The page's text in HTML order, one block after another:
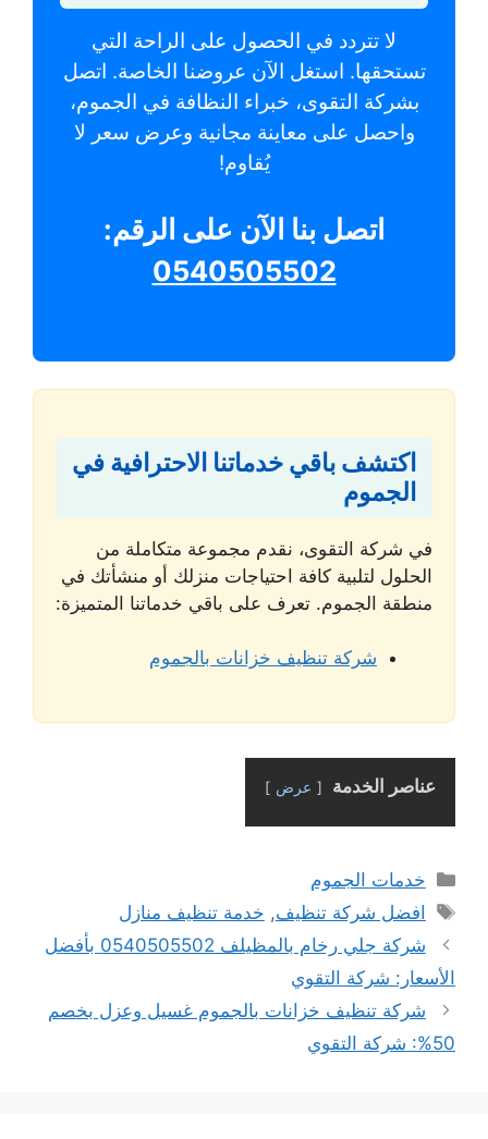
لا تتردد في الحصول على الراحة التي
تستحقها. استغل الآن عروضنا الخاصة. اتصل
بشركة التقوى، خبراء النظافة في الجموم،
واحصل على معاينة مجانية وعرض سعر لا
يُقاوم!
اتصل بنا الآن على الرقم:
0540505502
اكتشف باقي خدماتنا الاحترافية في
الجموم
في شركة التقوى، نقدم مجموعة متكاملة من
الحلول لتلبية كافة احتياجات منزلك أو منشأتك في
منطقة الجموم. تعرف على باقي خدماتنا المتميزة:
شركة تنظيف خزانات بالجموم
عناصر الخدمة عرض
التصنيفات
خدمات الجموم
الوسوم
افضل شركة تنظيف, خدمة تنظيف منازل
شركة جلي رخام بالمظيلف 0540505502 بأفضل
الأسعار: شركة التقوي
شركة تنظيف خزانات بالجموم غسيل وعزل بخصم
50%: شركة التقوي